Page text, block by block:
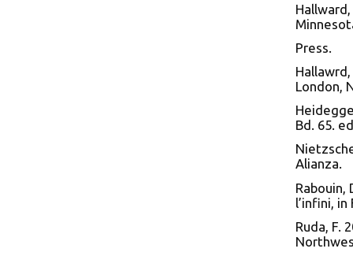
Press.
London,
Bd. 65.
Alianza.
Rabouin,
l’infini,
Ruda, F.